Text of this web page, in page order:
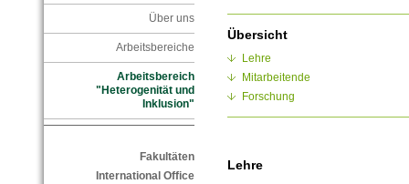
Über uns
Arbeitsbereiche
Arbeitsbereich
"Heterogenität und
Inklusion"
Fakultäten
International Office
Übersicht
Lehre
Mitarbeitende
Forschung
Lehre